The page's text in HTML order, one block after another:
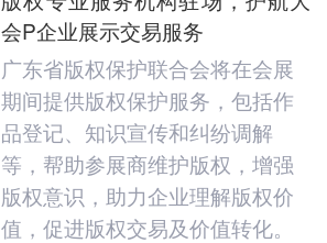
会P企业展示交易服务
广东省版权保护联合会将在会展
期间提供版权保护服务，包括作
品登记、知识宣传和纠纷调解
等，帮助参展商维护版权，增强
版权意识，助力企业理解版权价
值，促进版权交易及价值转化。